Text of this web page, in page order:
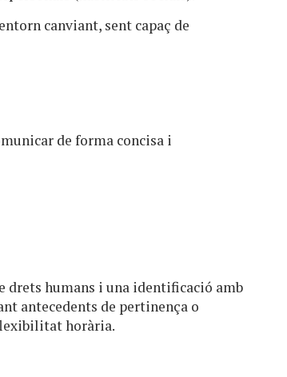
canviant, sent capaç de
de forma concisa i
drets humans i una identificació amb
antecedents de pertinença o
horària.